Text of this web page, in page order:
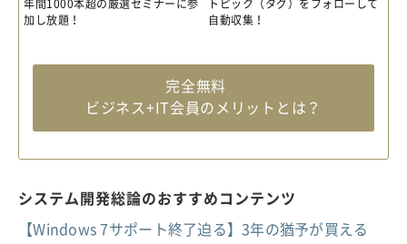
年間1000本超の厳選セミナーに参
加し放題！
トピック（タグ）をフォローして
自動収集！
完全無料
ビジネス+IT会員のメリットとは？
システム開発総論のおすすめコンテンツ
【Windows 7サポート終了迫る】3年の猶予が買える